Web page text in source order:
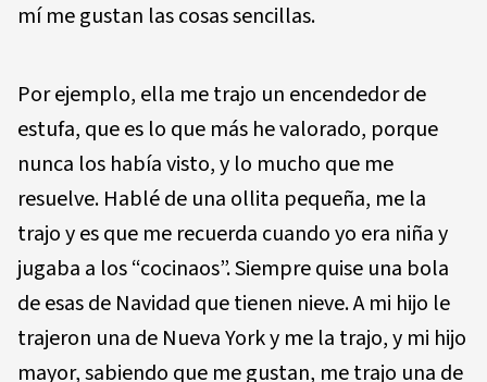
mí me gustan las cosas sencillas.
Por ejemplo, ella me trajo un encendedor de
estufa, que es lo que más he valorado, porque
nunca los había visto, y lo mucho que me
resuelve. Hablé de una ollita pequeña, me la
trajo y es que me recuerda cuando yo era niña y
jugaba a los “cocinaos”. Siempre quise una bola
de esas de Navidad que tienen nieve. A mi hijo le
trajeron una de Nueva York y me la trajo, y mi hijo
mayor, sabiendo que me gustan, me trajo una de